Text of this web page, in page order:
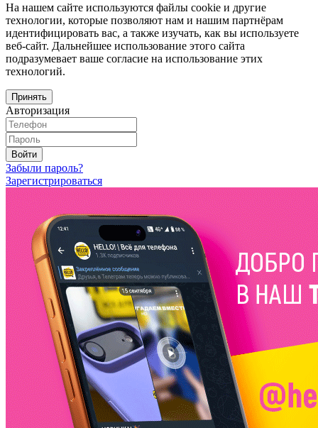
На нашем сайте используются файлы cookie и другие
технологии, которые позволяют нам и нашим партнёрам
идентифицировать вас, а также изучать, как вы используете
веб-сайт. Дальнейшее использование этого сайта
подразумевает ваше согласие на использование этих
технологий.
Принять
Авторизация
Войти
Забыли пароль?
Зарегистрироваться